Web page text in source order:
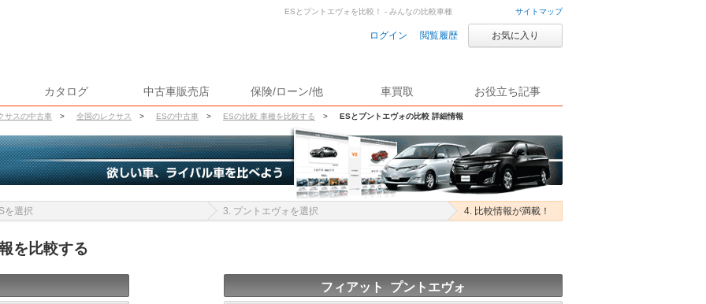
サイトマップ
ログイン 閲覧履歴 お気に入り
カタログ 中古車販売店 保険/ローン/他 車買取 お役立ち記事
サスの中古車 > 全国のレクサス > ESの中古車 > ESの比較 車種を比較する > ESとプントエヴォの比較 詳細情報
ESとプントエヴォを比較！ - みんなの比較車種
を選択 3. プントエヴォを選択 4. 比較情報が満載！
を比較する
フィアット プントエヴォ